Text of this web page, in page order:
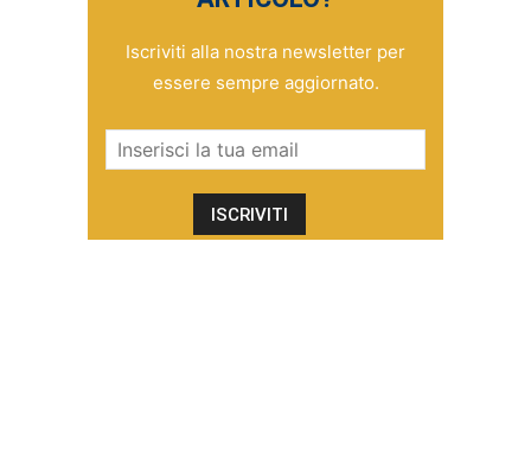
Iscriviti alla nostra newsletter per
essere sempre aggiornato.